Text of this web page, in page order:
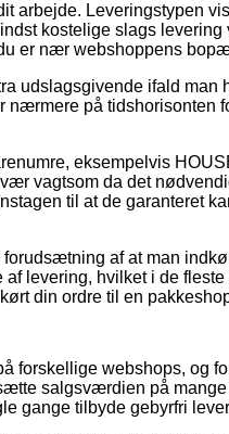
arbejde. Leveringstypen
kostelige slags levering
er nær webshoppens
udslagsgivende ifald man
nærmere på tidshorisonten
eksempelvis
vagtsom da det
til at de garanteret
af at man
af levering, hvilket i de
din ordre til en
forskellige webshops, og
salgsværdien på
gange tilbyde gebyrfri